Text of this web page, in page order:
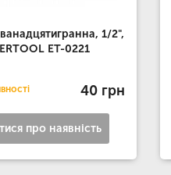
1/2",
ET-0221
40 грн
про наявність